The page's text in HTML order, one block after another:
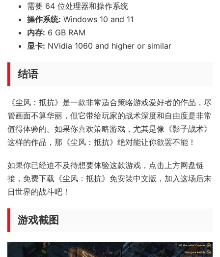
需要 64 位处理器和操作系统
操作系统: Windows 10 and 11
内存: 6 GB RAM
显卡: NVidia 1060 and higher or similar
结语
《尘风：抵抗》是一款非常适合策略游戏爱好者的作品，尽
管画面不算华丽，但它带给玩家的战术深度和自由度是非常
值得体验的。如果你喜欢策略游戏，尤其是像《影子战术》
这样的作品，那《尘风：抵抗》绝对能让你欲罢不能！
如果你已经迫不及待想要体验这款游戏，点击上方网盘链
接，免费下载《尘风：抵抗》免安装中文版，加入这场后末
日世界的战斗吧！
游戏截图